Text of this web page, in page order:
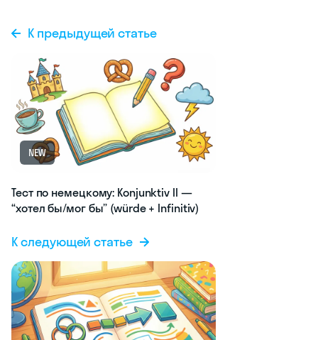
К предыдущей статье
NEW
Тест по немецкому: Konjunktiv II —
“хотел бы/мог бы” (würde + Infinitiv)
К следующей статье